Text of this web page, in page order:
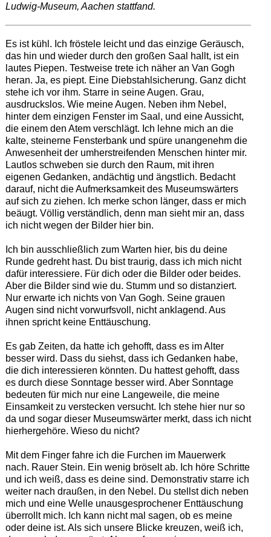
Ludwig-Museum, Aachen stattfand.
Es ist kühl. Ich fröstele leicht und das einzige Geräusch,
das hin und wieder durch den großen Saal hallt, ist ein
lautes Piepen. Testweise trete ich näher an Van Gogh
heran. Ja, es piept. Eine Diebstahlsicherung. Ganz dicht
stehe ich vor ihm. Starre in seine Augen. Grau,
ausdruckslos. Wie meine Augen. Neben ihm Nebel,
hinter dem einzigen Fenster im Saal, und eine Aussicht,
die einem den Atem verschlägt. Ich lehne mich an die
kalte, steinerne Fensterbank und spüre unangenehm die
Anwesenheit der umherstreifenden Menschen hinter mir.
Lautlos schweben sie durch den Raum, mit ihren
eigenen Gedanken, andächtig und ängstlich. Bedacht
darauf, nicht die Aufmerksamkeit des Museumswärters
auf sich zu ziehen. Ich merke schon länger, dass er mich
beäugt. Völlig verständlich, denn man sieht mir an, dass
ich nicht wegen der Bilder hier bin.
Ich bin ausschließlich zum Warten hier, bis du deine
Runde gedreht hast. Du bist traurig, dass ich mich nicht
dafür interessiere. Für dich oder die Bilder oder beides.
Aber die Bilder sind wie du. Stumm und so distanziert.
Nur erwarte ich nichts von Van Gogh. Seine grauen
Augen sind nicht vorwurfsvoll, nicht anklagend. Aus
ihnen spricht keine Enttäuschung.
Es gab Zeiten, da hatte ich gehofft, dass es im Alter
besser wird. Dass du siehst, dass ich Gedanken habe,
die dich interessieren könnten. Du hattest gehofft, dass
es durch diese Sonntage besser wird. Aber Sonntage
bedeuten für mich nur eine Langeweile, die meine
Einsamkeit zu verstecken versucht. Ich stehe hier nur so
da und sogar dieser Museumswärter merkt, dass ich nicht
hierhergehöre. Wieso du nicht?
Mit dem Finger fahre ich die Furchen im Mauerwerk
nach. Rauer Stein. Ein wenig bröselt ab. Ich höre Schritte
und ich weiß, dass es deine sind. Demonstrativ starre ich
weiter nach draußen, in den Nebel. Du stellst dich neben
mich und eine Welle unausgesprochener Enttäuschung
überrollt mich. Ich kann nicht mal sagen, ob es meine
oder deine ist. Als sich unsere Blicke kreuzen, weiß ich,